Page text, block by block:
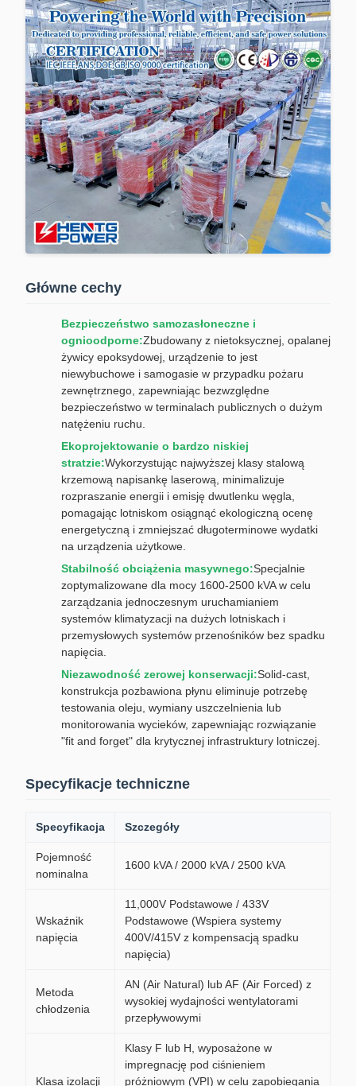
Główne cechy
Bezpieczeństwo samozasłoneczne i
ognioodporne:Zbudowany z nietoksycznej, opalanej
żywicy epoksydowej, urządzenie to jest
niewybuchowe i samogasie w przypadku pożaru
zewnętrznego, zapewniając bezwzględne
bezpieczeństwo w terminalach publicznych o dużym
natężeniu ruchu.
Ekoprojektowanie o bardzo niskiej
stratzie:Wykorzystując najwyższej klasy stalową
krzemową napisankę laserową, minimalizuje
rozpraszanie energii i emisję dwutlenku węgla,
pomagając lotniskom osiągnąć ekologiczną ocenę
energetyczną i zmniejszać długoterminowe wydatki
na urządzenia użytkowe.
Stabilność obciążenia masywnego:Specjalnie
zoptymalizowane dla mocy 1600-2500 kVA w celu
zarządzania jednoczesnym uruchamianiem
systemów klimatyzacji na dużych lotniskach i
przemysłowych systemów przenośników bez spadku
napięcia.
Niezawodność zerowej konserwacji:Solid-cast,
konstrukcja pozbawiona płynu eliminuje potrzebę
testowania oleju, wymiany uszczelnienia lub
monitorowania wycieków, zapewniając rozwiązanie
"fit and forget" dla krytycznej infrastruktury lotniczej.
Specyfikacje techniczne
Specyfikacja Szczegóły
Pojemność
nominalna
1600 kVA / 2000 kVA / 2500 kVA
Wskaźnik
napięcia
11,000V Podstawowe / 433V
Podstawowe (Wspiera systemy
400V/415V z kompensacją spadku
napięcia)
Metoda
chłodzenia
AN (Air Natural) lub AF (Air Forced) z
wysokiej wydajności wentylatorami
przepływowymi
Klasa izolacji
Klasy F lub H, wyposażone w
impregnację pod ciśnieniem
próżniowym (VPI) w celu zapobiegania